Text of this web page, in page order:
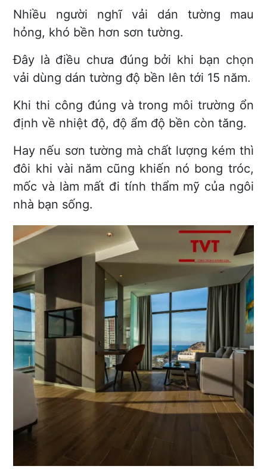
Nhiều người nghĩ vải dán tường mau
hỏng, khó bền hơn sơn tường.
Đây là điều chưa đúng bởi khi bạn chọn
vải dùng dán tường độ bền lên tới 15 năm.
Khi thi công đúng và trong môi trường ổn
định về nhiệt độ, độ ẩm độ bền còn tăng.
Hay nếu sơn tường mà chất lượng kém thì
đôi khi vài năm cũng khiến nó bong tróc,
mốc và làm mất đi tính thẩm mỹ của ngôi
nhà bạn sống.